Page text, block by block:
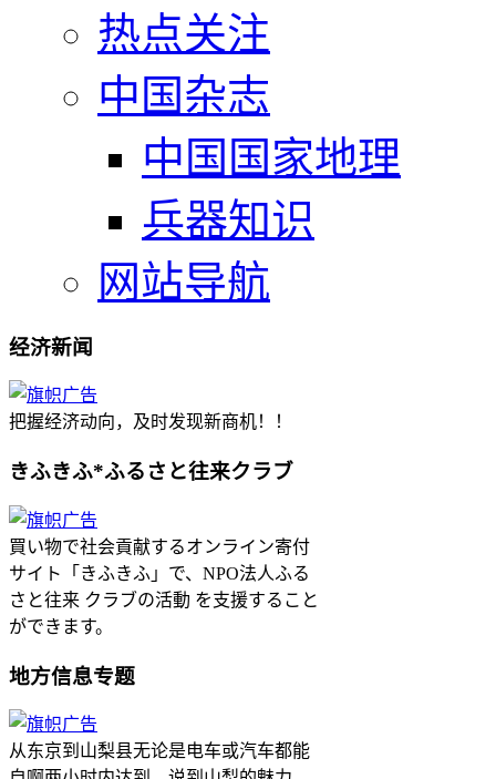
热点关注
中国杂志
中国国家地理
兵器知识
网站导航
经济新闻
把握经济动向，及时发现新商机！！
きふきふ*ふるさと往来クラブ
買い物で社会貢献するオンライン寄付
サイト「きふきふ」で、NPO法人ふる
さと往来 クラブの活動 を支援すること
ができます。
地方信息专题
从东京到山梨县无论是电车或汽车都能